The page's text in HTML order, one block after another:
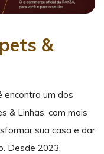
&
encontra um dos
& Linhas, com mais
sua casa e dar
Desde 2023,